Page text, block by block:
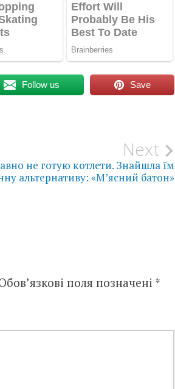
Follow us Save
Next
не готую котлети. Знайшла їм
альтернативу: «М’ясний батон»
поля позначені *